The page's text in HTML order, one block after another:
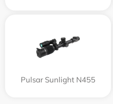
Pulsar Sunlight N455